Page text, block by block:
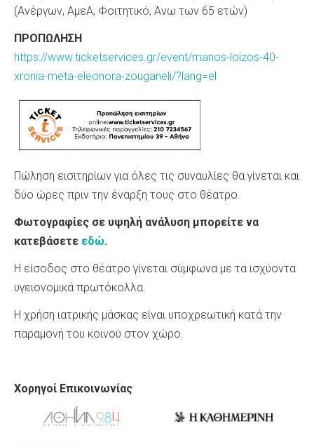
(Ανέργων, ΑμεΑ, Φοιτητικό, Άνω των 65 ετών)
ΠΡΟΠΩΛΗΣΗ
https://www.ticketservices.gr/event/manos-loizos-40-
xronia-meta-eleonora-zouganeli/?lang=el
Πώληση εισιτηρίων για όλες τις συναυλίες θα γίνεται και
δύο ώρες πριν την έναρξη τους στο θέατρο.
Φωτογραφίες σε υψηλή ανάλυση μπορείτε να
κατεβάσετε εδώ.
Η είσοδος στο θέατρο γίνεται σύμφωνα με τα ισχύοντα
υγειονομικά πρωτόκολλα.
Η χρήση ιατρικής μάσκας είναι υποχρεωτική κατά την
παραμονή του κοινού στον χώρο.
Χορηγοί Επικοινωνίας